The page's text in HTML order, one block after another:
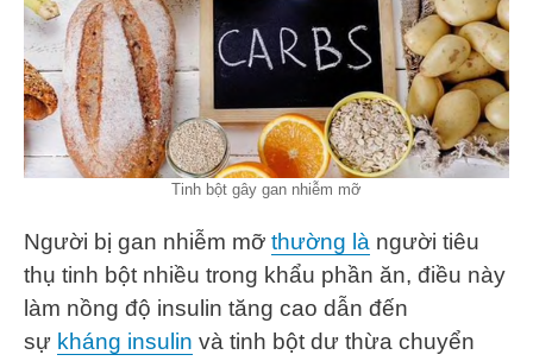
Tinh bột gây gan nhiễm mỡ
Người bị gan nhiễm mỡ thường là người tiêu
thụ tinh bột nhiều trong khẩu phần ăn, điều này
làm nồng độ insulin tăng cao dẫn đến
sự kháng insulin và tinh bột dư thừa chuyển